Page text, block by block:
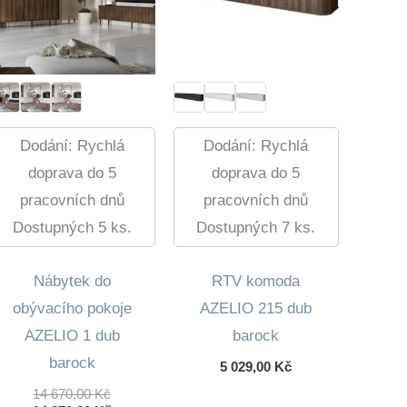
Dodání: Rychlá
doprava do 5
pracovních dnů
Dostupných 5 ks.
Nábytek do
obývacího pokoje
AZELIO 1 dub
barock
14 670,00KčPůvodní
Dodání: Rychlá
doprava do 5
pracovních dnů
Dostupných 7 ks.
RTV komoda
AZELIO 215 dub
barock
5 029,00 Kč